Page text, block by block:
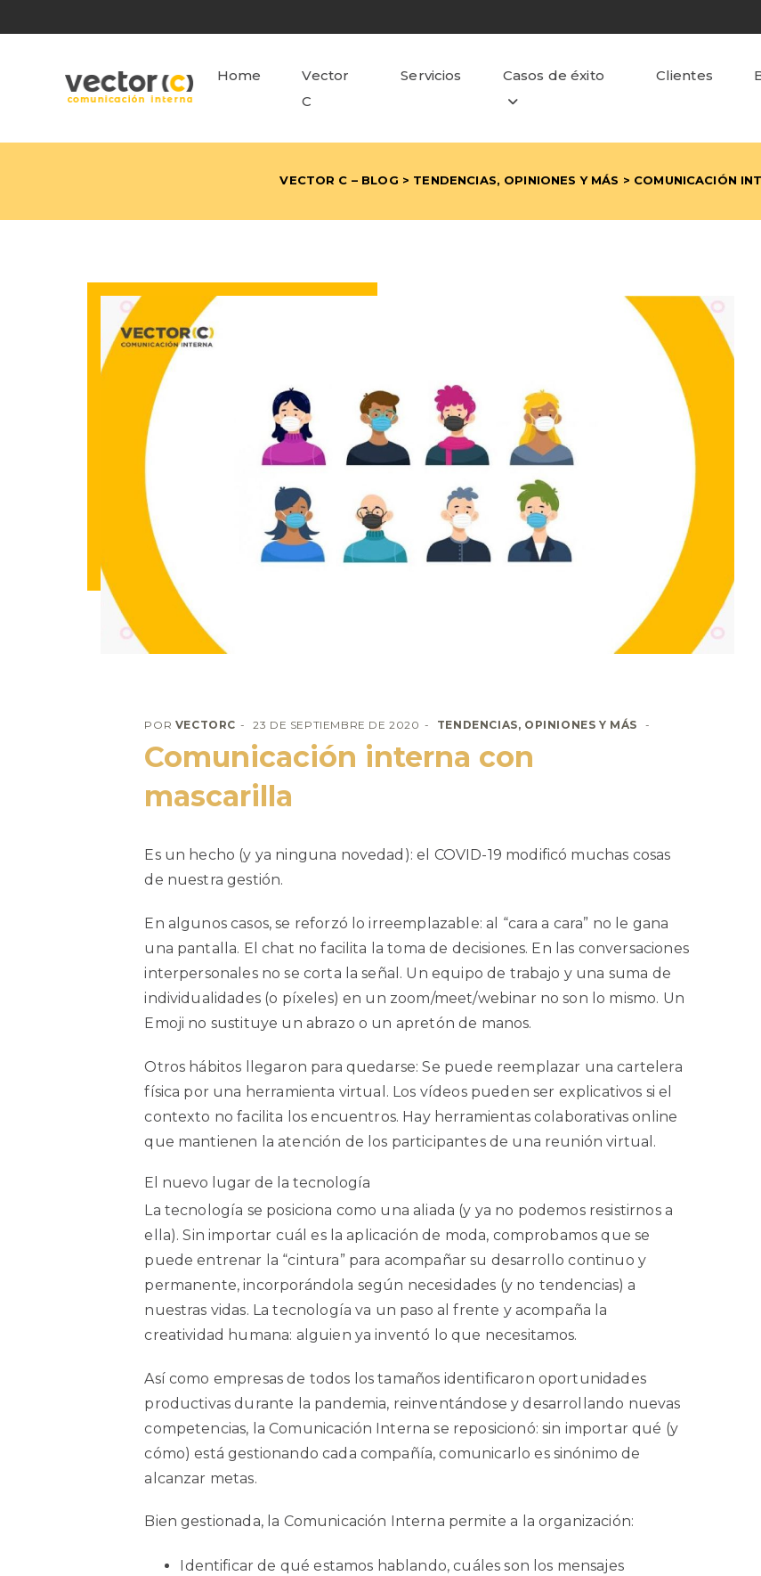
Home
Vector
C
Servicios Casos de éxito Clientes
VECTOR C – BLOG > TENDENCIAS, OPINIONES Y MÁS > COMUNICACIÓN
POR VECTORC 23 DE SEPTIEMBRE DE 2020 TENDENCIAS, OPINIONES Y MÁS
Comunicación interna con
mascarilla
Es un hecho (y ya ninguna novedad): el COVID-19 modificó muchas cosas
de nuestra gestión.
En algunos casos, se reforzó lo irreemplazable: al “cara a cara” no le gana
una pantalla. El chat no facilita la toma de decisiones. En las conversaciones
interpersonales no se corta la señal. Un equipo de trabajo y una suma de
individualidades (o píxeles) en un zoom/meet/webinar no son lo mismo. Un
Emoji no sustituye un abrazo o un apretón de manos.
Otros hábitos llegaron para quedarse: Se puede reemplazar una cartelera
física por una herramienta virtual. Los vídeos pueden ser explicativos si el
contexto no facilita losencuentros. Hay herramientas colaborativas online
que mantienen la atención de los participantes de una reunión virtual.
El nuevo lugar de la tecnología
La tecnología se posiciona como una aliada (y ya no podemos resistirnos a
ella). Sin importar cuál es la aplicación de moda, comprobamos que se
puede entrenar la “cintura” para acompañar su desarrollo continuo y
permanente, incorporándola según necesidades (y no tendencias) a
nuestras vidas. La tecnología va un paso al frente y acompaña la
creatividad humana: alguien ya inventó lo que necesitamos.
Así como empresas de todos los tamaños identificaron oportunidades
productivas durante la pandemia, reinventándose y desarrollando nuevas
competencias, la Comunicación Interna se reposicionó: sin importar qué (y
cómo) está gestionando cada compañía, comunicarlo es sinónimo de
alcanzar metas.
Bien gestionada, la Comunicación Interna permite a la organización:
Identificar de qué estamos hablando, cuáles son los mensajes